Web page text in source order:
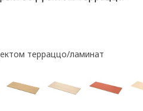
терраццо/ламинат